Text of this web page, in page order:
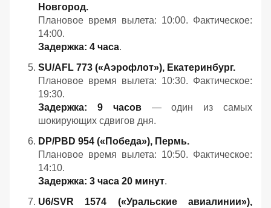
Новгород.
Плановое время вылета: 10:00. Фактическое:
14:00.
Задержка: 4 часа.
SU/AFL 773 («Аэрофлот»), Екатеринбург.
Плановое время вылета: 10:30. Фактическое:
19:30.
Задержка: 9 часов— один из самых
шокирующих сдвигов дня.
DP/PBD 954 («Победа»), Пермь.
Плановое время вылета: 10:50. Фактическое:
14:10.
Задержка: 3 часа 20 минут.
U6/SVR 1574 («Уральские авиалинии»),